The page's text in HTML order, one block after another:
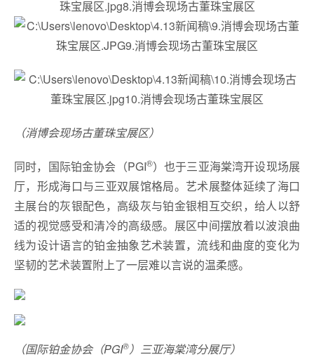
（消博会现场古董珠宝展区）
同时，国际铂金协会（PGI®）也于三亚海棠湾开设现场展
厅，形成海口与三亚双展馆格局。艺术展整体延续了海口
主展台的灰银配色，高级灰与铂金银相互交织，给人以舒
适的视觉感受和清冷的高级感。展区中间摆放着以波浪曲
线为设计语言的铂金抽象艺术装置，流线和曲度的变化为
坚韧的艺术装置附上了一层难以言说的温柔感。
（国际铂金协会（PGI®）三亚海棠湾分展厅）